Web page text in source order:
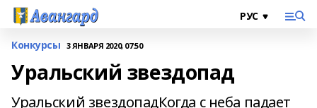
Конкурсы 3 ЯНВАРЯ 2020, 07:50
Уральский звездопад
Уральский звездопадКогда с неба падает